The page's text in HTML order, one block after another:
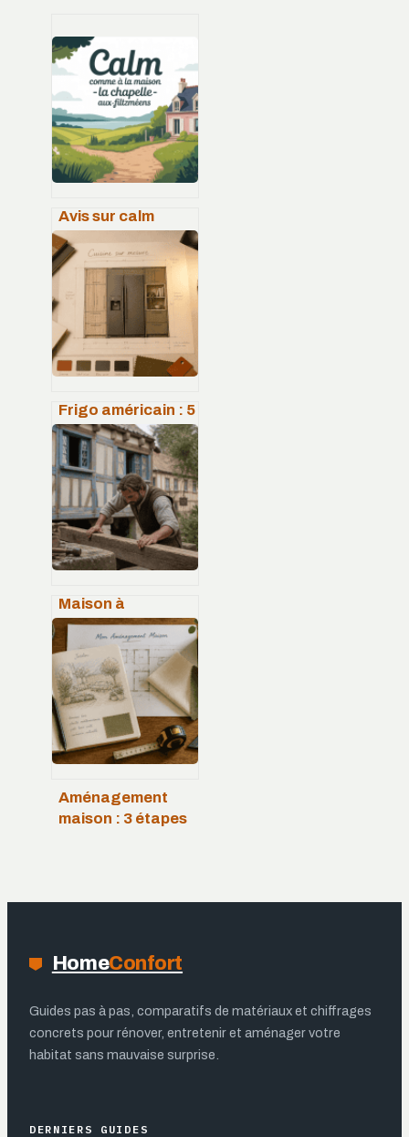
Avis sur calm
comme à la
maison la
chapelle-aux-
filtzméens : ce
qu’il faut vraiment
savoir
Frigo américain : 5
astuces pour
l’intégrer sans
rompre
l’alignement de
votre cuisine
Maison à
colombage :
comprendre
l’ossature bois et
les secrets de sa
longévité
Aménagement
maison : 3 étapes
budget
HomeConfort
Guides pas à pas, comparatifs de matériaux et chiffrages
concrets pour rénover, entretenir et aménager votre
habitat sans mauvaise surprise.
DERNIERS GUIDES